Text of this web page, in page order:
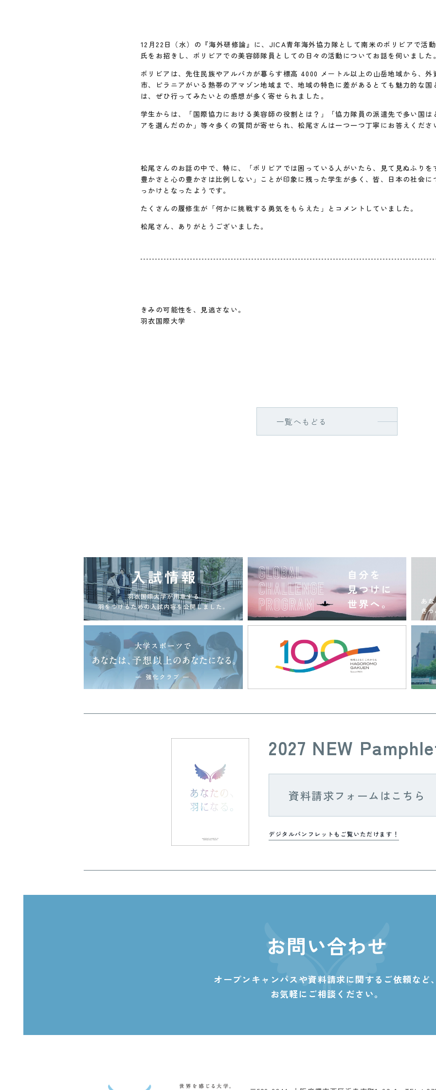
12月22日（水）の『海外研修論』に、JICA青年海外協力隊として南米のボリビアで活
氏をお招きし、ボリビアでの美容師隊員としての日々の活動についてお話を伺いました
ボリビアは、先住民族やアルパカが暮らす標高 4000 メートル以上の山岳地域から、
市、ピラニアがいる熱帯のアマゾン地域まで、地域の特色に差があるとても魅力的な
は、ぜひ行ってみたいとの感想が多く寄せられました。
学生からは、「国際協力における美容師の役割とは？」「協力隊員の派遣先で多い国
アを選んだのか」等々多くの質問が寄せられ、松尾さんは一つ一つ丁寧にお答えくださ
松尾さんのお話の中で、特に、「ボリビアでは困っている人がいたら、見て見ぬふり
豊かさと心の豊かさは比例しない」ことが印象に残った学生が多く、皆、日本の社会
っかけとなったようです。
たくさんの履修生が「何かに挑戦する勇気をもらえた」とコメントしていました。
松尾さん、ありがとうございました。
きみの可能性を、見逃さない。
羽衣国際大学
一覧へもどる
2027 NEW
資料請求フォームはこちら
デジタルパンフレットもご覧いただけます！
お問い合わせ
オープンキャンパスや資料請求に関する ご依頼など
お気軽にご相談ください。